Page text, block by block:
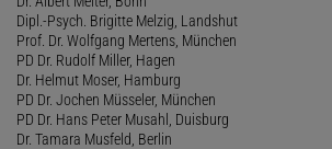
Dipl.-Psych. Brigitte Melzig, Landshut
Prof. Dr. Wolfgang Mertens, München
PD Dr. Rudolf Miller, Hagen
Dr. Helmut Moser, Hamburg
PD Dr. Jochen Müsseler, München
PD Dr. Hans Peter Musahl, Duisburg
Dr. Tamara Musfeld, Berlin